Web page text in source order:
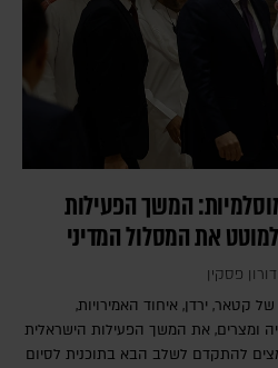
המשך הפעילות
את המסלול המדיני
דורון פסקין
קטאר, ירדן, איחוד האמירויות,
ומצרים, את המשך הפעילות הישראלית
להתקדם לשלב הבא בתוכנית לסיום